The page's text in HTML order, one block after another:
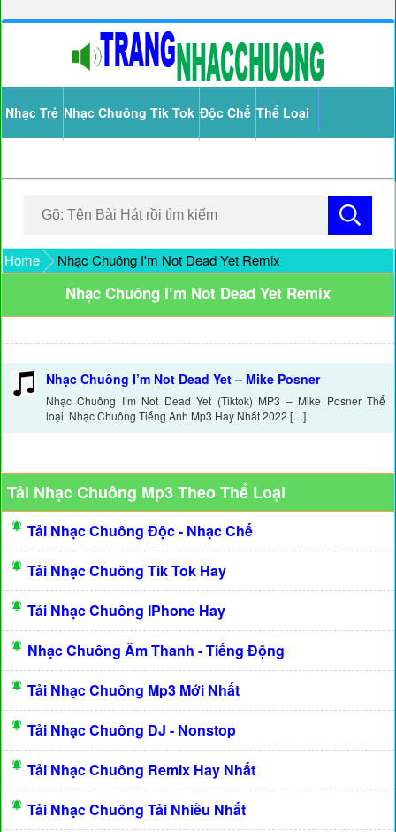
Nhạc Trẻ Nhạc Chuông Tik Tok Độc Chế Thể Loại
Home Nhạc Chuông I'm Not Dead Yet Remix
Nhạc Chuông I’m Not Dead Yet Remix
Nhạc Chuông I’m Not Dead Yet – Mike Posner
Nhạc Chuông I’m Not Dead Yet (Tiktok) MP3 – Mike Posner Thể
loại: Nhạc Chuông Tiếng Anh Mp3 Hay Nhất 2022 […]
Tải Nhạc Chuông Mp3 Theo Thể Loại
Tải Nhạc Chuông Độc - Nhạc Chế
Tải Nhạc Chuông Tik Tok Hay
Tải Nhạc Chuông IPhone Hay
Nhạc Chuông Âm Thanh - Tiếng Động
Tải Nhạc Chuông Mp3 Mới Nhất
Tải Nhạc Chuông DJ - Nonstop
Tải Nhạc Chuông Remix Hay Nhất
Tải Nhạc Chuông Tải Nhiều Nhất